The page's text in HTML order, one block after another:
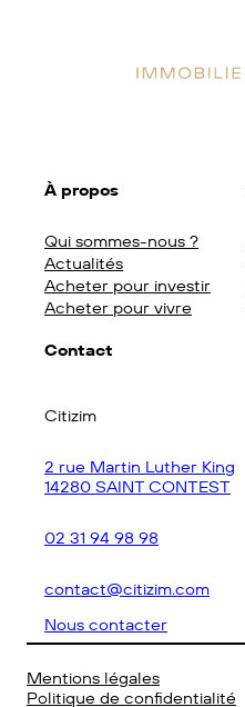
À propos
Qui sommes-nous ?
Actualités
Acheter pour investir
Acheter pour vivre
Contact
Citizim
2 rue Martin Luther King
14280 SAINT CONTEST
02 31 94 98 98
contact@citizim.com
Nous contacter
Mentions légales
Politique de confidentialité